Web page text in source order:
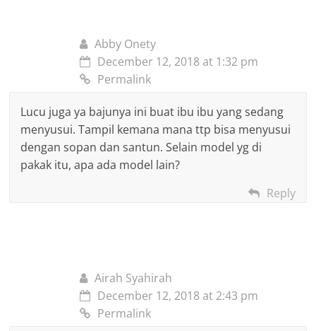
Abby Onety
December 12, 2018 at 1:32 pm
Permalink
Lucu juga ya bajunya ini buat ibu ibu yang sedang
menyusui. Tampil kemana mana ttp bisa menyusui
dengan sopan dan santun. Selain model yg di
pakak itu, apa ada model lain?
Reply
Airah Syahirah
December 12, 2018 at 2:43 pm
Permalink